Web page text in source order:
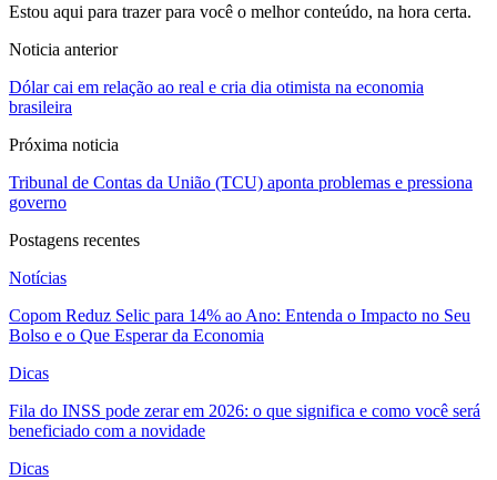
Estou aqui para trazer para você o melhor conteúdo, na hora certa.
Noticia anterior
Dólar cai em relação ao real e cria dia otimista na economia
brasileira
Próxima noticia
Tribunal de Contas da União (TCU) aponta problemas e pressiona
governo
Postagens recentes
Notícias
Copom Reduz Selic para 14% ao Ano: Entenda o Impacto no Seu
Bolso e o Que Esperar da Economia
Dicas
Fila do INSS pode zerar em 2026: o que significa e como você será
beneficiado com a novidade
Dicas